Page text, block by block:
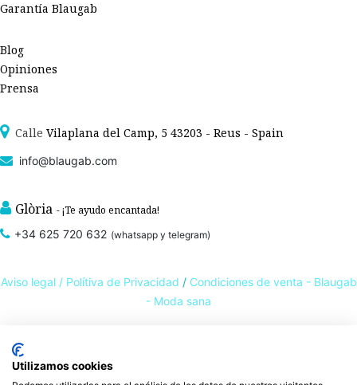
Garantía Blaugab
Blog
Opiniones
Prensa
Calle Vilaplana del Camp, 5 43203 - Reus - Spain
info@blaugab.com
Glòria - ¡Te ayudo encantada!
+34 625 720 632 (whatsapp y telegram)
Aviso legal / Polítiva de Privacidad / Condiciones de venta - Blaugab
- Moda sana
Tienda online de
ropa interior de algodón orgánico,
Utilizamos cookies